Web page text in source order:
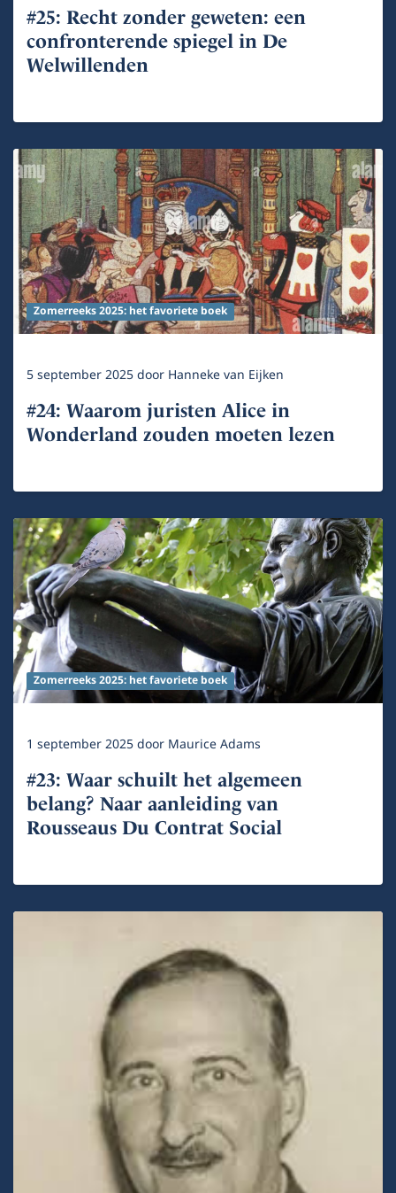
#25: Recht zonder geweten: een
confronterende spiegel in De
Welwillenden
Zomerreeks 2025: het favoriete boek
5 september 2025door Hanneke van Eijken
#24: Waarom juristen Alice in
Wonderland zouden moeten lezen
Zomerreeks 2025: het favoriete boek
1 september 2025door Maurice Adams
#23: Waar schuilt het algemeen
belang? Naar aanleiding van
Rousseaus Du Contrat Social